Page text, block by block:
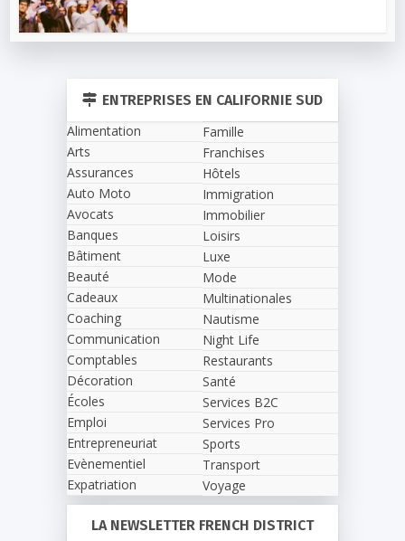
ENTREPRISES EN CALIFORNIE SUD
Alimentation
Arts
Assurances
Auto Moto
Avocats
Banques
Bâtiment
Beauté
Cadeaux
Coaching
Communication
Comptables
Décoration
Écoles
Emploi
Entrepreneuriat
Evènementiel
Expatriation
Famille
Franchises
Hôtels
Immigration
Immobilier
Loisirs
Luxe
Mode
Multinationales
Nautisme
Night Life
Restaurants
Santé
Services B2C
Services Pro
Sports
Transport
Voyage
LA NEWSLETTER FRENCH DISTRICT